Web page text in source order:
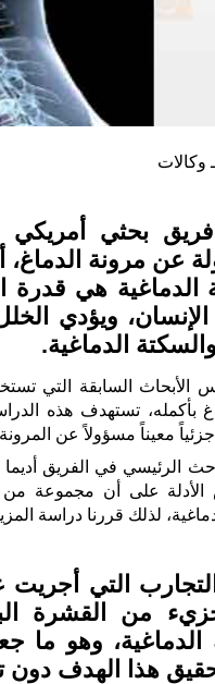
وكالات
بحثي أمريكي
عن مرونة الدماغ،
الدماغية هي
الإنسان، ويؤدي
الدماغية.
السابقة التي
الرئيسي في الفريق
لذلك قررنا دراسة
التي أجريت
من القشرة
الدماغية، وهو ما
هذا الهدف دون